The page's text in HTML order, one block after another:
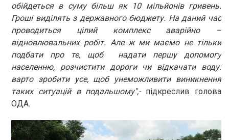
обійдеться в суму більш як 10 мільйонів гривень.
Гроші виділять з державного бюджету. На даний час
проводиться цілий комплекс аварійно –
відновлювальних робіт. Але ж ми маємо не тільки
подбати про те, щоб надати першу допомогу
населенню, розчистити дороги чи відкачати воду:
варто зробити усе, щоб унеможливити виникнення
таких ситуацій в подальшому",- підкреслив голова
ОДА.